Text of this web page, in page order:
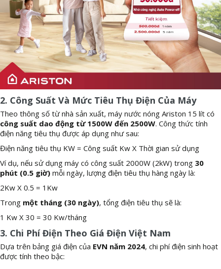
2. Công Suất Và Mức Tiêu Thụ Điện Của Máy
Theo thông số từ nhà sản xuất, máy nước nóng Ariston 15 lít có
công suất dao động từ 1500W đến 2500W. Công thức tính
điện năng tiêu thụ được áp dụng như sau:
Điện năng tiêu thụ KW = Công suất Kw X Thời gian sử dụng
Ví dụ, nếu sử dụng máy có công suất 2000W (2kW) trong 30
phút (0.5 giờ) mỗi ngày, lượng điện tiêu thụ hàng ngày là:
2Kw X 0.5 = 1Kw
Trong một tháng (30 ngày), tổng điện tiêu thụ sẽ là:
1 Kw X 30 = 30 Kw/tháng
3. Chi Phí Điện Theo Giá Điện Việt Nam
Dựa trên bảng giá điện của EVN năm 2024, chi phí điện sinh hoạt
được tính theo bậc: